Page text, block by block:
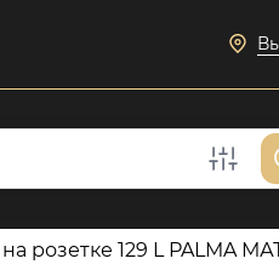
розетке 129 L PALMA